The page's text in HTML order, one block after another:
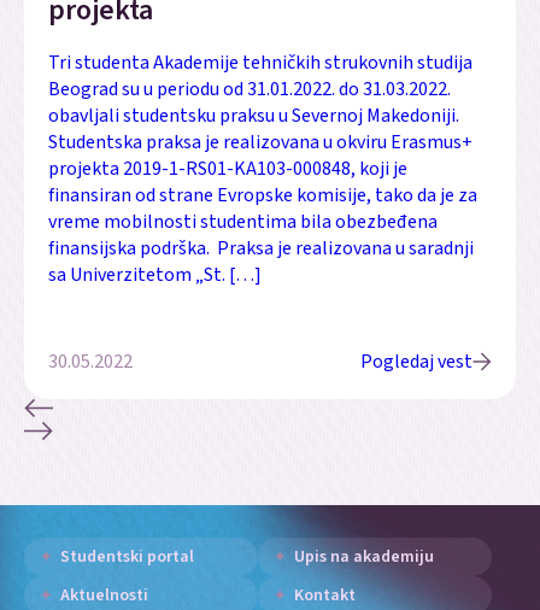
projekta
Tri studenta Akademije tehničkih strukovnih studija
Beograd su u periodu od 31.01.2022. do 31.03.2022.
obavljali studentsku praksu u Severnoj Makedoniji.
Studentska praksa je realizovana u okviru Erasmus+
projekta 2019-1-RS01-KA103-000848, koji je
finansiran od strane Evropske komisije, tako da je za
vreme mobilnosti studentima bila obezbeđena
finansijska podrška. Praksa je realizovana u saradnji
sa Univerzitetom „St. […]
30.05.2022 Pogledaj vest
Studentski portal
Upis na akademiju
Aktuelnosti
Kontakt